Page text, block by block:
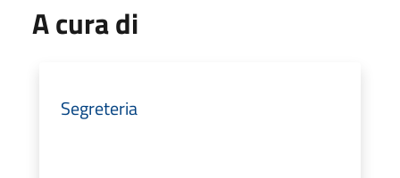
A cura di
Segreteria